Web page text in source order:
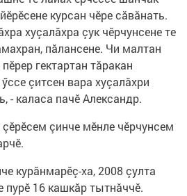
курсан чӗре сăвăнать.
хуçалăхра çук чӗрчунсене те
пăлансене. Чи малтан
гектартан тăракан
çитсен вара хуçалăхри
- каласа пачӗ Александр.
çинче мӗнле чӗрчунсем
ку­рăнмарӗç-ха, 2008 çулта
пурӗ 16 кашкăр тытнăччӗ.